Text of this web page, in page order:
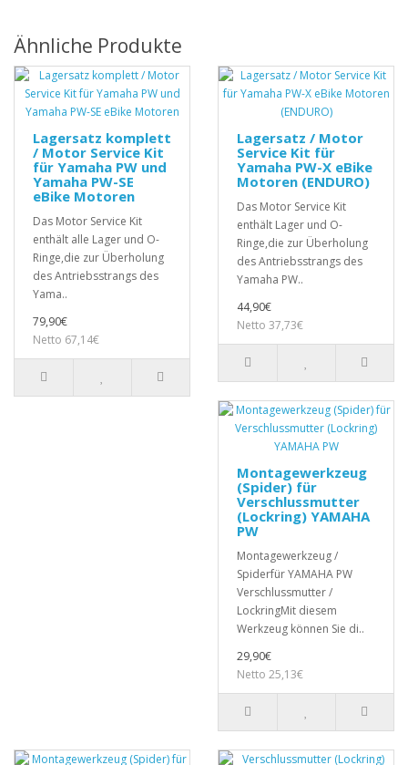
Ähnliche Produkte
Lagersatz komplett
/ Motor Service Kit
für Yamaha PW und
Yamaha PW-SE
eBike Motoren
Das Motor Service Kit
enthält alle Lager und O-
Ringe,die zur Überholung
des Antriebsstrangs des
Yama..
79,90€
Netto 67,14€
Lagersatz / Motor
Service Kit für
Yamaha PW-X eBike
Motoren (ENDURO)
Das Motor Service Kit
enthält Lager und O-
Ringe,die zur Überholung
des Antriebsstrangs des
Yamaha PW..
44,90€
Netto 37,73€
Montagewerkzeug
(Spider) für
Verschlussmutter
(Lockring) YAMAHA
PW
Montagewerkzeug /
Spiderfür YAMAHA PW
Verschlussmutter /
LockringMit diesem
Werkzeug können Sie di..
29,90€
Netto 25,13€